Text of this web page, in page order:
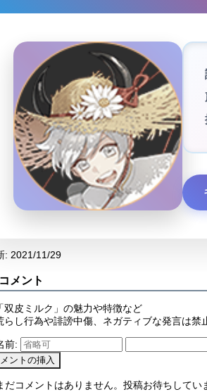
: 2021/11/29
コメント
双皮ミルク」の魅力や特徴など
らし行為や誹謗中傷、ネガティブな発言は禁
前:
だコメントはありません。投稿お待ちしてい